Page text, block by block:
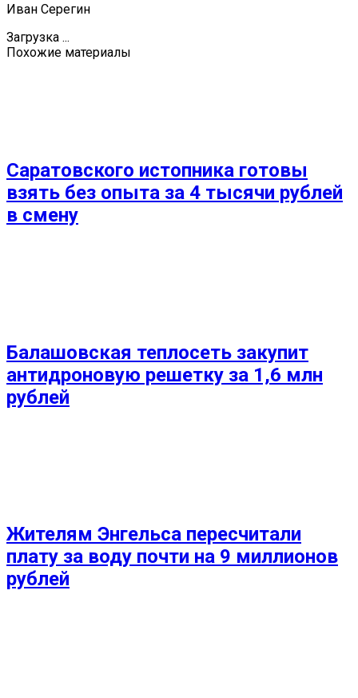
Иван Серегин
Загрузка ...
Похожие материалы
Саратовского истопника готовы
взять без опыта за 4 тысячи рублей
в смену
Балашовская теплосеть закупит
антидроновую решетку за 1,6 млн
рублей
Жителям Энгельса пересчитали
плату за воду почти на 9 миллионов
рублей